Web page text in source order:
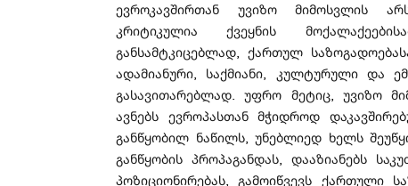
ევროკავშირთან უვიზო მიმოსვლის
კრიტიკულია ქვეყნის
განსამტკიცებლად, ქართულ
ადამიანური, საქმიანი, კულტურული და
გასავითარებლად. უფრო მეტიც, უვიზო
ავნებს ევროპასთან მჭიდროდ
განწყობილ ნაწილს, უნებლიედ ხელს
განწყობის პროპაგანდას, დააზიანებს
პოზიციონირებას, გამოიწვევს ქართული